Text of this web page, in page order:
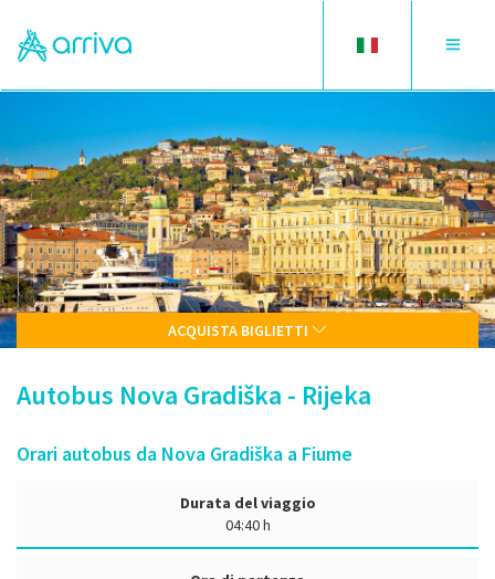
Toggle
Toggle
ACQUISTA BIGLIETTI
Autobus Nova Gradiška - Rijeka
Orari autobus da Nova Gradiška a Fiume
Durata del viaggio
04:40 h